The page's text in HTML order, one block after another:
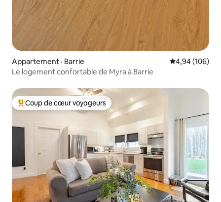
Appartement · Barrie Note
4,94 (106)
Le logement confortable de Myra à Barrie
Coup de cœur voyageurs parmi les plus aimés
Coup de cœur voyageurs